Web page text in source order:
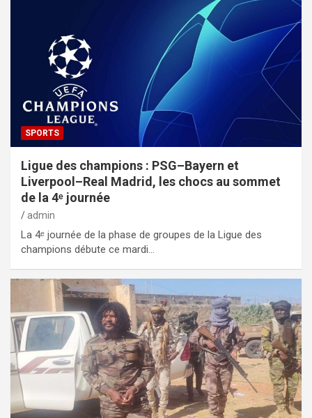
SPORTS
Ligue des champions : PSG–Bayern et
Liverpool–Real Madrid, les chocs au sommet
de la 4ᵉ journée
admin
La 4ᵉ journée de la phase de groupes de la Ligue des
champions débute ce mardi…